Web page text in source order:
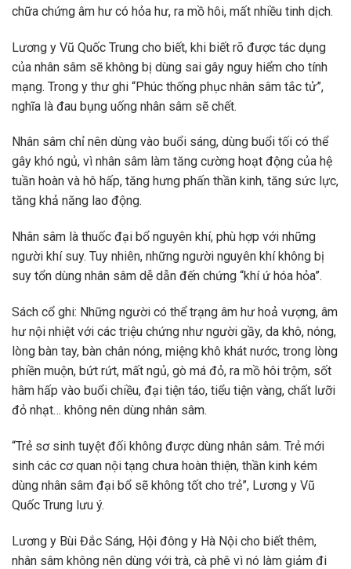
chữa chứng âm hư có hỏa hư, ra mồ hôi, mất nhiều tinh dịch.
Lương y Vũ Quốc Trung cho biết, khi biết rõ được tác dụng
của nhân sâm sẽ không bị dùng sai gây nguy hiểm cho tính
mạng. Trong y thư ghi “Phúc thống phục nhân sâm tắc tử”,
nghĩa là đau bụng uống nhân sâm sẽ chết.
Nhân sâm chỉ nên dùng vào buổi sáng, dùng buổi tối có thể
gây khó ngủ, vì nhân sâm làm tăng cường hoạt động của hệ
tuần hoàn và hô hấp, tăng hưng phấn thần kinh, tăng sức lực,
tăng khả năng lao động.
Nhân sâm là thuốc đại bổ nguyên khí, phù hợp với những
người khí suy. Tuy nhiên, những người nguyên khí không bị
suy tổn dùng nhân sâm dễ dẫn đến chứng “khí ứ hóa hỏa”.
Sách cổ ghi: Những người có thể trạng âm hư hoả vượng, âm
hư nội nhiệt với các triệu chứng như người gầy, da khô, nóng,
lòng bàn tay, bàn chân nóng, miệng khô khát nước, trong lòng
phiền muộn, bứt rứt, mất ngủ, gò má đỏ, ra mồ hôi trộm, sốt
hâm hấp vào buổi chiều, đại tiện táo, tiểu tiện vàng, chất lưỡi
đỏ nhạt… không nên dùng nhân sâm.
“Trẻ sơ sinh tuyệt đối không được dùng nhân sâm. Trẻ mới
sinh các cơ quan nội tạng chưa hoàn thiện, thần kinh kém
dùng nhân sâm đại bổ sẽ không tốt cho trẻ”, Lương y Vũ
Quốc Trung lưu ý.
Lương y Bùi Đắc Sáng, Hội đông y Hà Nội cho biết thêm,
nhân sâm không nên dùng với trà, cà phê vì nó làm giảm đi